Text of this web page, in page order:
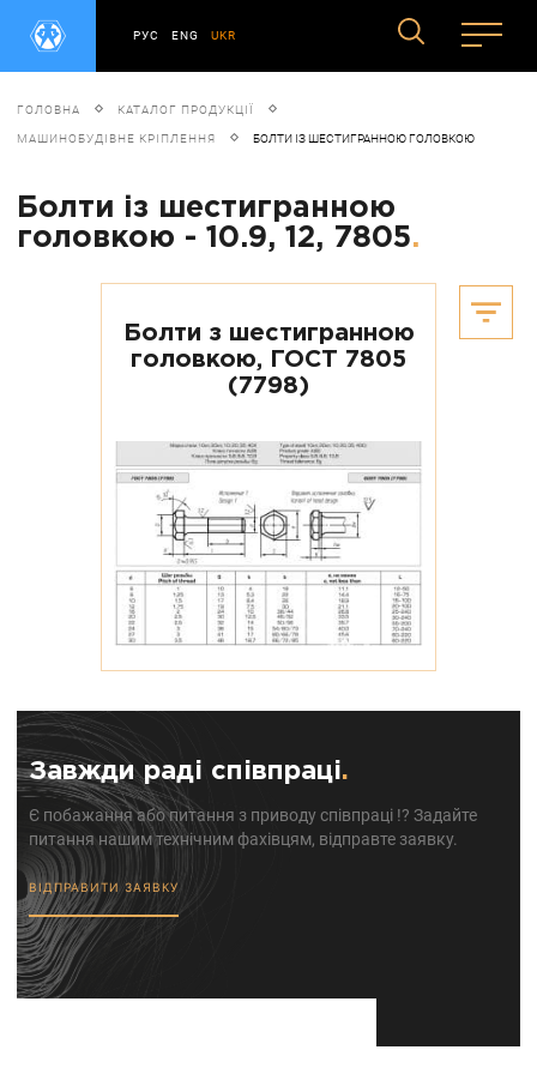
РУС ENG UKR
ГОЛОВНА КАТАЛОГ ПРОДУКЦІЇ
МАШИНОБУДІВНЕ КРІПЛЕННЯ БОЛТИ ІЗ ШЕСТИГРАННОЮ ГОЛОВКОЮ
Болти із шестигранною
головкою - 10.9, 12, 7805.
Болти з шестигранною
головкою, ГОСТ 7805
(7798)
Завжди раді співпраці.
Є побажання або питання з приводу співпраці !? Задайте
питання нашим технічним фахівцям, відправте заявку.
ВІДПРАВИТИ ЗАЯВКУ